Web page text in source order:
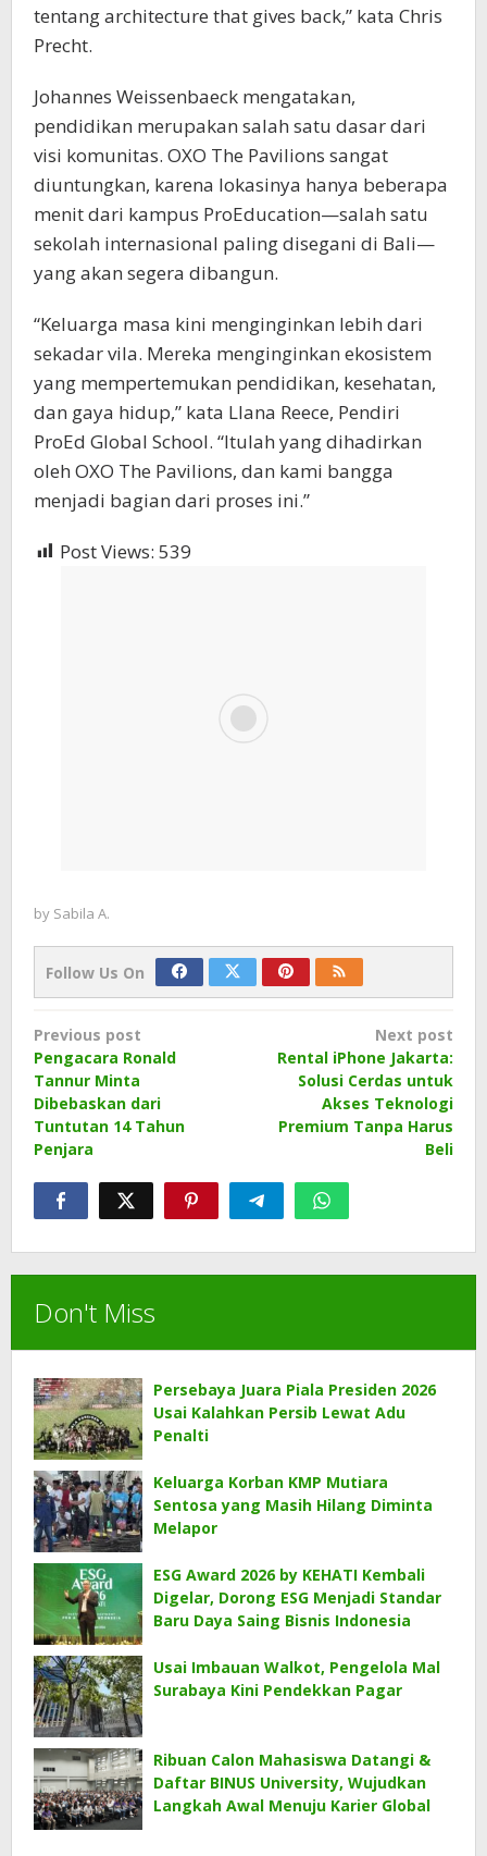
tentang architecture that gives back,” kata Chris
Precht.
Johannes Weissenbaeck mengatakan,
pendidikan merupakan salah satu dasar dari
visi komunitas. OXO The Pavilions sangat
diuntungkan, karena lokasinya hanya beberapa
menit dari kampus ProEducation—salah satu
sekolah internasional paling disegani di Bali—
yang akan segera dibangun.
“Keluarga masa kini menginginkan lebih dari
sekadar vila. Mereka menginginkan ekosistem
yang mempertemukan pendidikan, kesehatan,
dan gaya hidup,” kata Llana Reece, Pendiri
ProEd Global School. “Itulah yang dihadirkan
oleh OXO The Pavilions, dan kami bangga
menjadi bagian dari proses ini.”
Post Views: 539
by Sabila A.
Follow Us On
Post
navigation
Previous post
Pengacara Ronald
Tannur Minta
Dibebaskan dari
Tuntutan 14 Tahun
Penjara
Next post
Rental iPhone Jakarta:
Solusi Cerdas untuk
Akses Teknologi
Premium Tanpa Harus
Beli
Don't Miss
Persebaya Juara Piala Presiden 2026
Usai Kalahkan Persib Lewat Adu
Penalti
Keluarga Korban KMP Mutiara
Sentosa yang Masih Hilang Diminta
Melapor
ESG Award 2026 by KEHATI Kembali
Digelar, Dorong ESG Menjadi Standar
Baru Daya Saing Bisnis Indonesia
Usai Imbauan Walkot, Pengelola Mal
Surabaya Kini Pendekkan Pagar
Ribuan Calon Mahasiswa Datangi &
Daftar BINUS University, Wujudkan
Langkah Awal Menuju Karier Global